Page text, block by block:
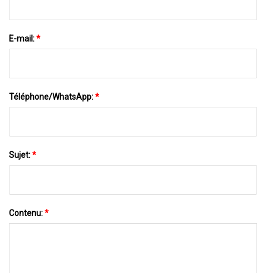
E-mail:*
Téléphone/WhatsApp:*
Sujet:*
Contenu:*